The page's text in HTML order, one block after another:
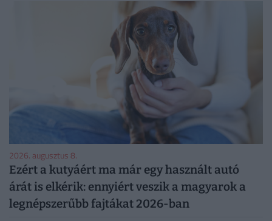
2026. augusztus 8.
Ezért a kutyáért ma már egy használt autó
árát is elkérik: ennyiért veszik a magyarok a
legnépszerűbb fajtákat 2026-ban